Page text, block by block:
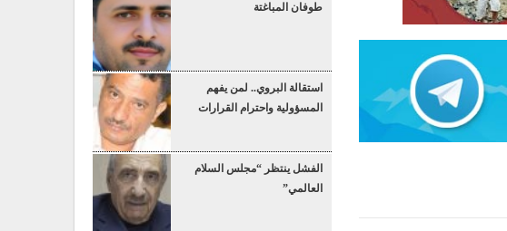
طوفان المباغتة
استقالة البروي.. لمن يفهم
المسؤولية واحترام القرارات
الفشل ينتظر “مجلس السلام
العالمي”